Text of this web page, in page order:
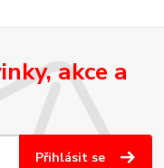
akce a
Přihlásit se